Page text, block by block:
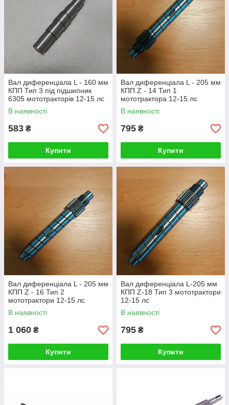
Вал диференціала L - 160 мм
КПП Тип 3 під підшипник
6305 мототракторів 12-15 лс
В наявності
583 ₴
Купити
Вал диференціала L - 205 мм
КПП Z - 14 Тип 1
мототрактора 12-15 лс
В наявності
795 ₴
Купити
Вал диференціала L - 205 мм
КПП Z - 16 Тип 2
мототрактори 12-15 лс
В наявності
1 060 ₴
Купити
Вал диференціала L-205 мм
КПП Z-18 Тип 3 мототрактори
12-15 лс
В наявності
795 ₴
Купити